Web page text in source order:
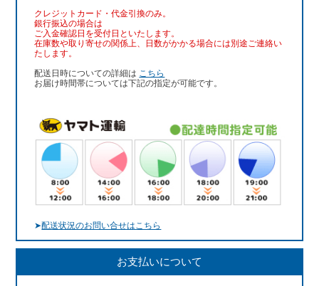
クレジットカード・代金引換のみ。
銀行振込の場合は
ご入金確認日を受付日といたします。
在庫数や取り寄せの関係上、日数がかかる場合には別途ご連絡い
たします。
配送日時についての詳細は こちら
お届け時間帯については下記の指定が可能です。
➤配送状況のお問い合せはこちら
お支払いについて